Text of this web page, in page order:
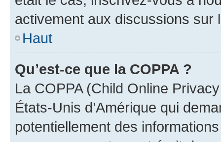
activement aux discussions sur
Haut
Qu’est-ce que la COPPA ?
La COPPA (Child Online
États-Unis d’Amérique qui
potentiellement des